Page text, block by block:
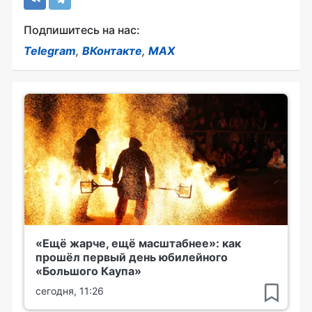
Подпишитесь на нас:
Telegram, ВКонтакте, MAX
«Ещё жарче, ещё масштабнее»: как
прошёл первый день юбилейного
«Большого Каупа»
сегодня, 11:26